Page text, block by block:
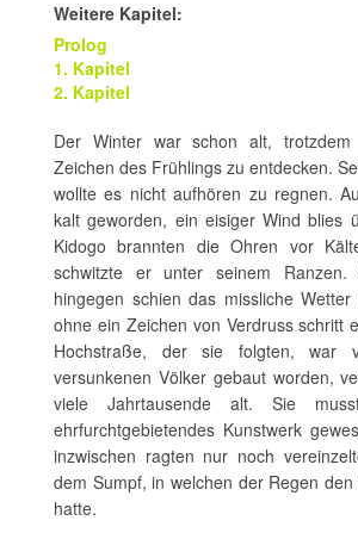
Weitere Kapitel:
Prolog
1. Kapitel
2. Kapitel
Der Winter war schon alt,
Zeichen des Frühlings zu entdecken.
wollte es nicht aufhören zu regnen.
kalt geworden, ein eisiger Wind blies
Kidogo brannten die Ohren vor
schwitzte er unter seinem Ranzen.
hingegen schien das missliche
ohne ein Zeichen von Verdruss schritt
Hochstraße, der sie folgten, war
versunkenen Völker gebaut worden,
viele Jahrtausende alt. Sie
ehrfurchtgebietendes Kunstwerk
inzwischen ragten nur noch
dem Sumpf, in welchen der Regen
hatte.